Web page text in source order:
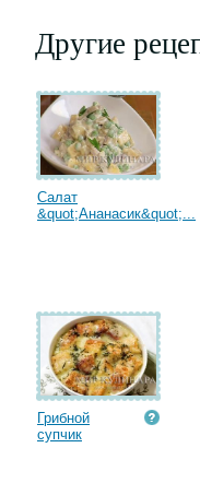
Другие
Салат
&quot;Ананасик&quot;...
Грибной
супчик